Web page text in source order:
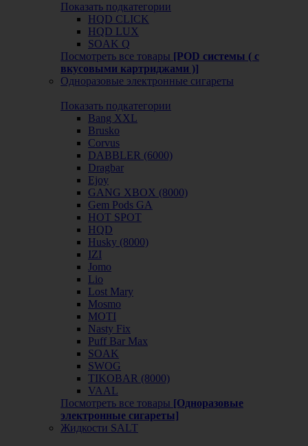
Показать подкатегории
HQD CLICK
HQD LUX
SOAK Q
Посмотреть все товары [POD системы ( с
вкусовыми картриджами )]
Одноразовые электронные сигареты
Показать подкатегории
Bang XXL
Brusko
Corvus
DABBLER (6000)
Dragbar
Ejoy
GANG XBOX (8000)
Gem Pods GA
HOT SPOT
HQD
Husky (8000)
IZI
Jomo
Lio
Lost Mary
Mosmo
MOTI
Nasty Fix
Puff Bar Max
SOAK
SWOG
TIKOBAR (8000)
VAAL
Посмотреть все товары [Одноразовые
электронные сигареты]
Жидкости SALT